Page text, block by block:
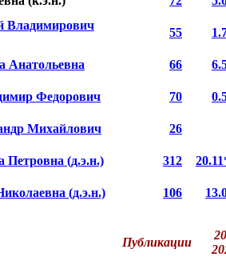
Владимирович
55
Анатольевна 66
Федорович 70
Михайлович 26
Петровна (д.э.н.) 312
(д.э.н.) 106
Публикации